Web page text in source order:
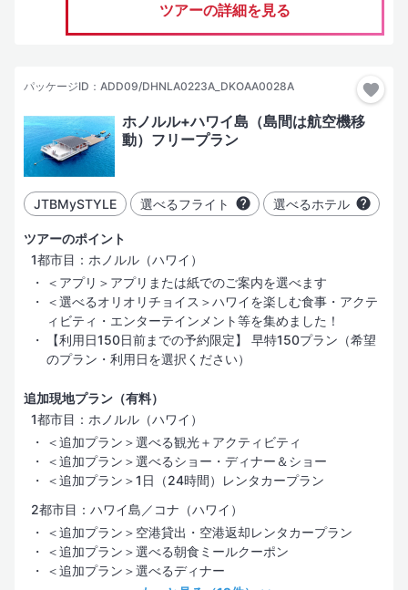
ツアーの詳細を見る
パッケージID：ADD09/DHNLA0223A_DKOAA0028A
ホノルル+ハワイ島（島間は航空機移
動）フリープラン
JTBMySTYLE 選べるフライト 選べるホテル
ツアーのポイント
1都市目：ホノルル（ハワイ）
＜アプリ＞アプリまたは紙でのご案内を選べます
＜選べるオリオリチョイス＞ハワイを楽しむ食事・アクテ
ィビティ・エンターテインメント等を集めました！
【利用日150日前までの予約限定】 早特150プラン（希望
のプラン・利用日を選択ください）
追加現地プラン（有料）
1都市目：ホノルル（ハワイ）
＜追加プラン＞選べる観光＋アクティビティ
＜追加プラン＞選べるショー・ディナー＆ショー
＜追加プラン＞1日（24時間）レンタカープラン
2都市目：ハワイ島／コナ（ハワイ）
＜追加プラン＞空港貸出・空港返却レンタカープラン
＜追加プラン＞選べる朝食ミールクーポン
＜追加プラン＞選べるディナー